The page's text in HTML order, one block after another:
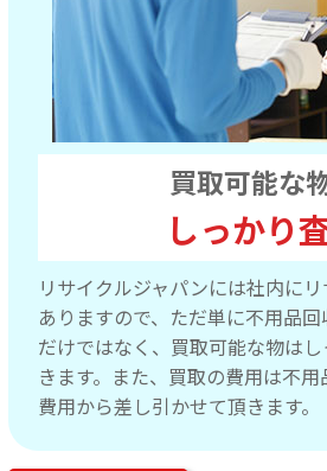
買取可能な
しっかり
リサイクルジャパンには社内に
ありますので、ただ単に不用品
だけではなく、買取可能な物は
きます。また、買取の費用は不
費用から差し引かせて頂きます。